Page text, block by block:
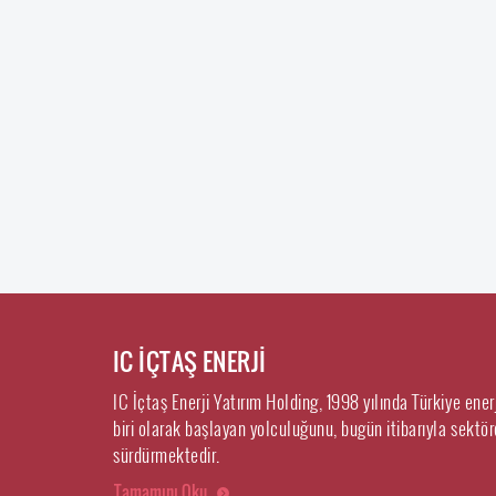
IC İÇTAŞ ENERJİ
IC İçtaş Enerji Yatırım Holding, 1998 yılında Türkiye
biri olarak başlayan yolculuğunu, bugün itibarıyla
sürdürmektedir.